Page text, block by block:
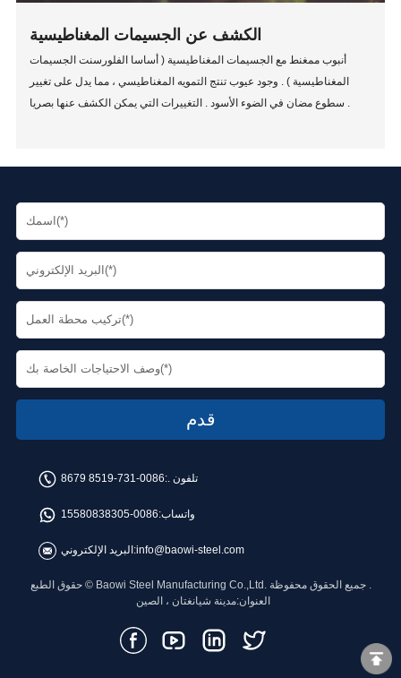
الكشف عن الجسيمات المغناطيسية
أنبوب ممغنط مع الجسيمات المغناطيسية ( أساسا الفلورسنت الجسيمات
المغناطيسية ) . وجود عيوب تنتج التمويه المغناطيسي ، مما يدل على تغيير
سطوع مضان في الضوء الأسود . التغييرات التي يمكن الكشف عنها بصريا .
تلفون .:0086-731-8519 8679
واتساب:0086-15580838305
البريد الإلكتروني:info@baowi-steel.com
حقوق الطبع © Baowi Steel Manufacturing Co.,Ltd. جميع الحقوق محفوظة .
العنوان:مدينة شيانغتان ، الصين